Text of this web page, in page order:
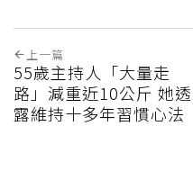
上一篇
55歲主持人「大量走
路」減重近10公斤 她透
露維持十多年習慣心法